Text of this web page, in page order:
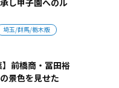
し甲子園へのル
埼玉/群馬/栃木版
前橋商・冨田裕
景色を見せた